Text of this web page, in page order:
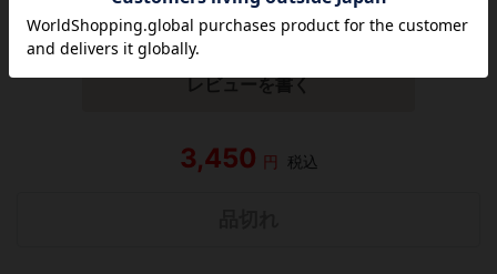
方のために感想を共有してもらえませんか？
レビューを書く
3,450 円 税込